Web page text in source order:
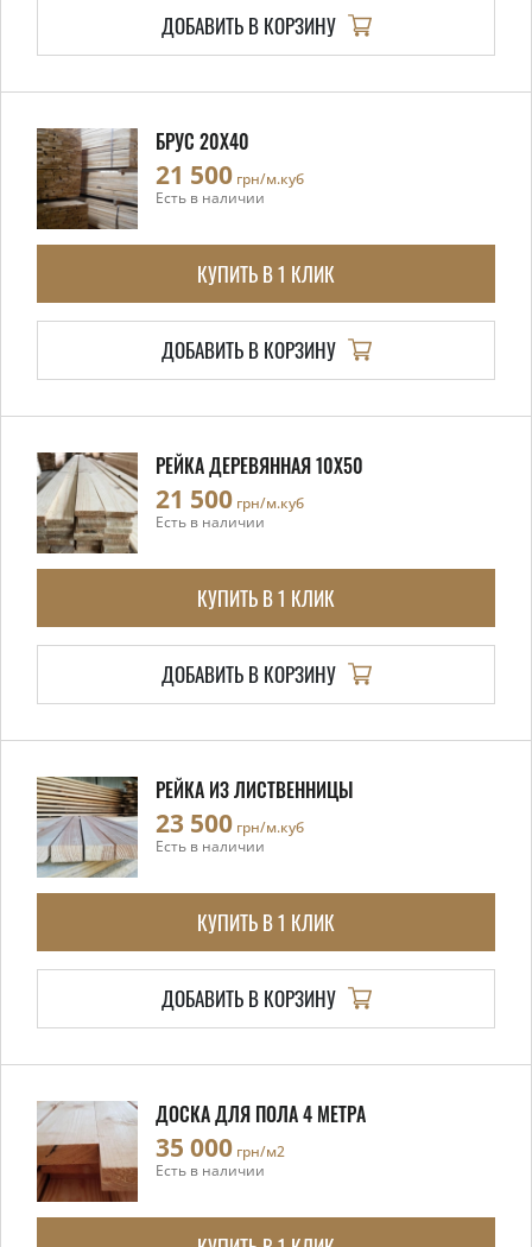
ДОБАВИТЬ В КОРЗИНУ
БРУС 20X40
21 500 грн/м.куб
Есть в наличии
КУПИТЬ В 1 КЛИК
ДОБАВИТЬ В КОРЗИНУ
РЕЙКА ДЕРЕВЯННАЯ 10X50
21 500 грн/м.куб
Есть в наличии
КУПИТЬ В 1 КЛИК
ДОБАВИТЬ В КОРЗИНУ
РЕЙКА ИЗ ЛИСТВЕННИЦЫ
23 500 грн/м.куб
Есть в наличии
КУПИТЬ В 1 КЛИК
ДОБАВИТЬ В КОРЗИНУ
ДОСКА ДЛЯ ПОЛА 4 МЕТРА
35 000 грн/м2
Есть в наличии